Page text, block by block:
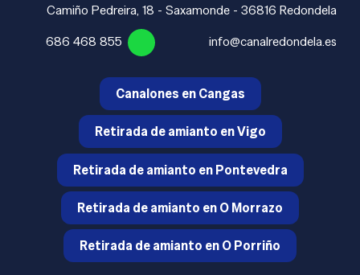
Camiño Pedreira, 18 - Saxamonde - 36816 Redondela
686 468 855
info@canalredondela.es
Canalones en Cangas
Retirada de amianto en Vigo
Retirada de amianto en Pontevedra
Retirada de amianto en O Morrazo
Retirada de amianto en O Porriño